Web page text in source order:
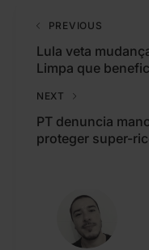
PREVIOUS
Lula veta
Limpa que
NEXT
PT denuncia
proteger super-